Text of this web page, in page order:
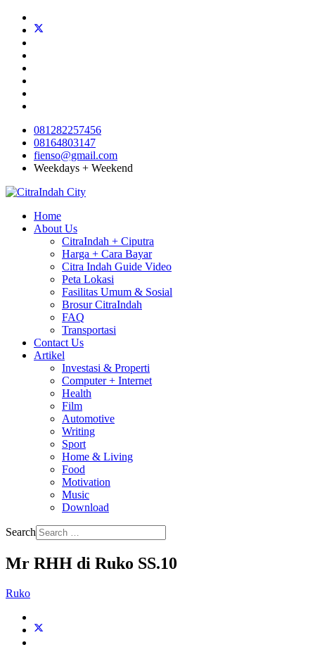
081282257456
08164803147
fienso@gmail.com
Weekdays + Weekend
Home
About Us
CitraIndah + Ciputra
Harga + Cara Bayar
Citra Indah Guide Video
Peta Lokasi
Fasilitas Umum & Sosial
Brosur CitraIndah
FAQ
Transportasi
Contact Us
Artikel
Investasi & Properti
Computer + Internet
Health
Film
Automotive
Writing
Sport
Home & Living
Food
Motivation
Music
Download
Search
Mr RHH di Ruko SS.10
Ruko